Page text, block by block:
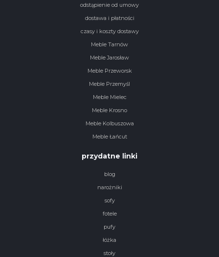
odstąpienie od umowy
dostawa i płatności
czasy i koszty dostawy
Meble Tarnów
Meble Jarosław
Meble Przeworsk
Meble Przemyśl
Meble Mielec
Meble Krosno
Meble Kolbuszowa
Meble Łańcut
przydatne linki
blog
narożniki
sofy
fotele
pufy
łóżka
stoły